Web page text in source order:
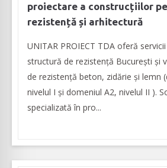
proiectare a construcțiilor
rezistență și arhitectură
UNITAR PROIECT TDA oferă
structură de rezistență București și
de rezistență beton, zidărie și lemn
nivelul I şi domeniul A2, nivelul II ).
specializată în pro...